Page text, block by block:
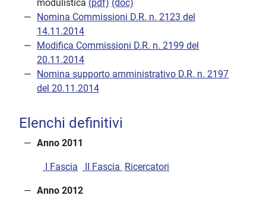
modulistica (pdf) (doc)
Nomina Commissioni D.R. n. 2123 del
14.11.2014
Modifica Commissioni D.R. n. 2199 del
20.11.2014
Nomina supporto amministrativo D.R. n. 2197
del 20.11.2014
Elenchi definitivi
Anno 2011
I Fascia II Fascia Ricercatori
Anno 2012